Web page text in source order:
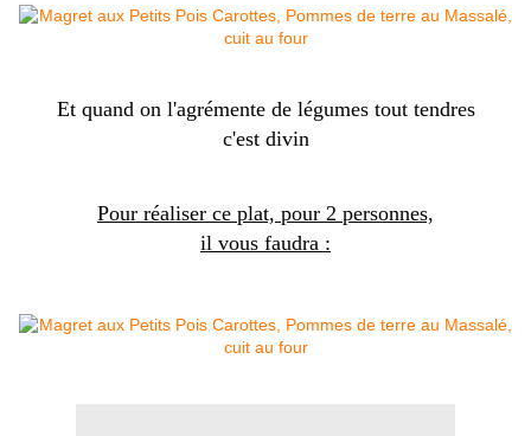
Et quand on l'agrémente de légumes tout tendres
c'est divin
Pour réaliser ce plat, pour 2 personnes,
il vous faudra :